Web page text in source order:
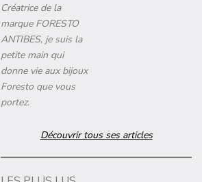
Créatrice de la
marque FORESTO
ANTIBES, je suis la
petite main qui
donne vie aux bijoux
Foresto que vous
portez.
Découvrir tous ses articles